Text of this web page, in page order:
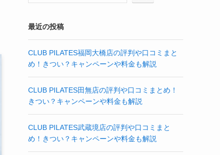
最近の投稿
CLUB PILATES福岡大橋店の評判や口コミまと
め！きつい？キャンペーンや料金も解説
CLUB PILATES田無店の評判や口コミまとめ！
きつい？キャンペーンや料金も解説
CLUB PILATES武蔵境店の評判や口コミまと
め！きつい？キャンペーンや料金も解説